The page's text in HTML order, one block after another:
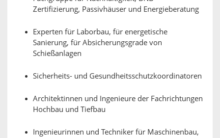
Zertifizierung, Passivhäuser und Energieberatung
Experten für Laborbau, für energetische
Sanierung, für Absicherungsgrade von
Schießanlagen
Sicherheits- und Gesundheitsschutzkoordinatoren
Architektinnen und Ingenieure der Fachrichtungen
Hochbau und Tiefbau
Ingenieurinnen und Techniker für Maschinenbau,